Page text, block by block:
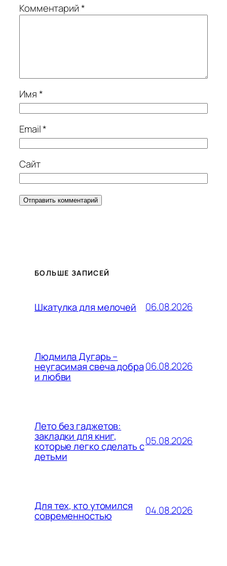
Комментарий*
Имя*
Email*
Сайт
БОЛЬШЕ ЗАПИСЕЙ
Шкатулка для мелочей 06.08.2026
Людмила Дугарь –
неугасимая свеча добра
и любви
06.08.2026
Лето без гаджетов:
закладки для книг,
которые легко сделать с
детьми
05.08.2026
Для тех, кто утомился
современностью 04.08.2026